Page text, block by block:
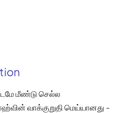
மீண்டு செல்ல
வாக்குறுதி மெய்யானது -